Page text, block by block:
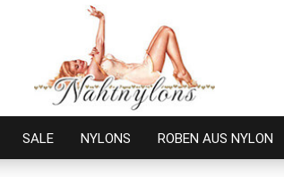
SALE NYLONS ROBEN AUS NYLON